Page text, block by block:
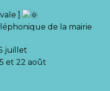
]
de la mairie
juillet
et 22 août